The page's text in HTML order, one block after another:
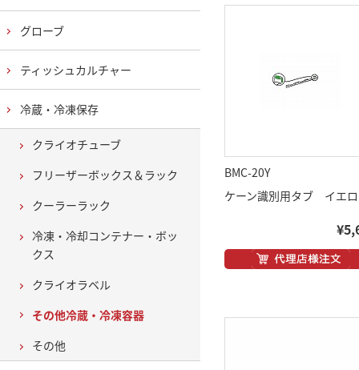
BMC-20Y
ケーン識別用タブ イエ
グローブ
ティッシュカルチャー
冷蔵・冷凍保存
クライオチューブ
フリーザーボックス＆ラック
クーラーラック
冷凍・冷却コンテナー・ボッ
クス
クライオラベル
その他冷蔵・冷凍容器
その他